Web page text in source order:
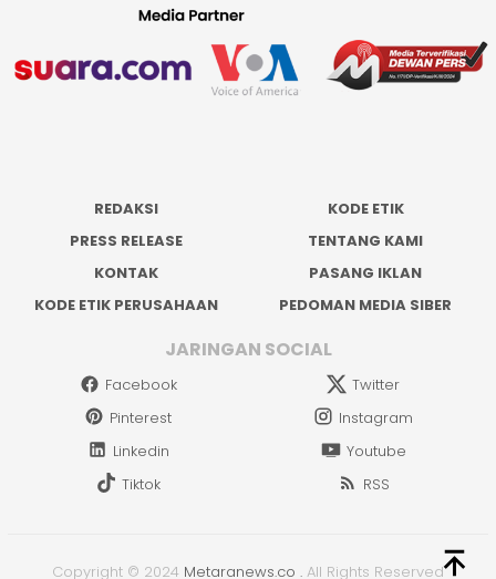
REDAKSI
KODE ETIK
PRESS RELEASE
TENTANG KAMI
KONTAK
PASANG IKLAN
KODE ETIK PERUSAHAAN
PEDOMAN MEDIA SIBER
JARINGAN SOCIAL
Facebook
Twitter
Pinterest
Instagram
Linkedin
Youtube
Tiktok
RSS
Copyright © 2024 Metaranews.co . All Rights Reserved